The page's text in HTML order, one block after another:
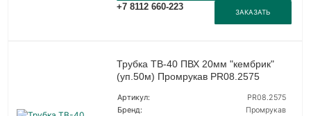
+7 8112 660-223
ЗАКАЗАТЬ
Трубка ТВ-40 ПВХ 20мм "кембрик"
(уп.50м) Промрукав PR08.2575
Артикул:
PR08.2575
Бренд:
Промрукав